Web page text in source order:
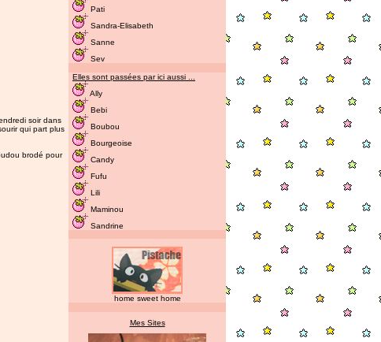
soir dans
qui part plus
brodé pour
Pati
Sandra-Elisabeth
Sanne
Sev
Elles sont passées par ici aussi ...
Ally
Bebi
Boubou
Bourgeoise
Candy
Fufu
Lili
Maminou
Sandrine
home sweet home
Mes Sites